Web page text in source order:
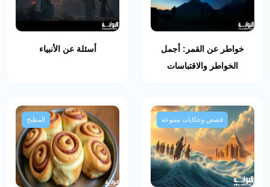
خواطر عن القمر: أجمل
الخواطر والاقتباسات
أسئلة عن الأنبياء
قصص وحكايات متنوعة المطبخ